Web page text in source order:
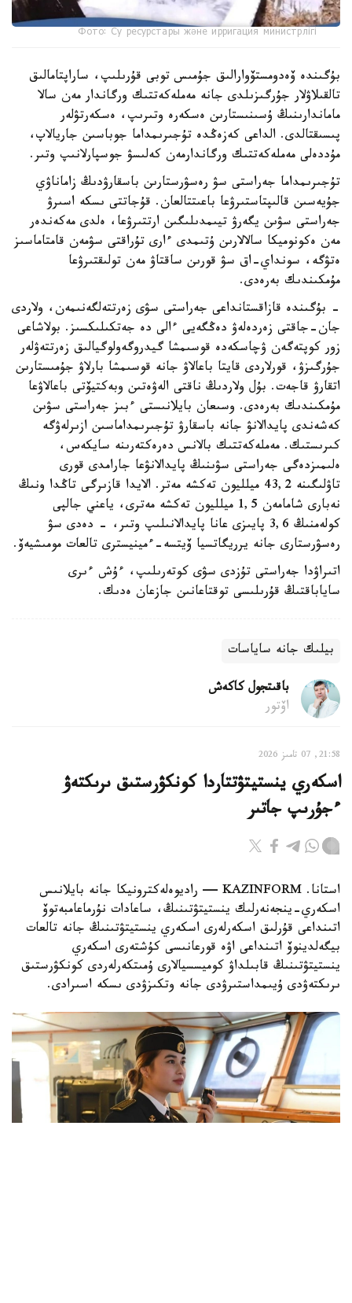
Фото: Су ресурстары және ирригация министрлігі
بۇگىندە ۆەدومستۆوارالىق جۇمىس توبى قۇرىلىپ، ساراپتامالىق
تالقىلاۋلار جۇرگىزىلدى جانە مەملەكەتتىك ورگاندار مەن سالا
ماماندارىنىڭ ۇسىنىستارىن ەسكەرە وتىرىپ، ەسكەرتۋلەر
پىسىقتالدى. الداعى كەزەڭدە تۇجىرىمداما جوباسىن جاريالاپ،
مۇددەلى مەملەكەتتىك ورگاندارمەن كەلىسۋ جوسپارلانىپ وتىر.
تۇجىرىمداما جەراستى سۋ رەسۋرستارىن باسقارۋدىڭ زاماناۋي
جۇيەسىن قالىپتاستىرۋعا باعىتتالعان. قۇجاتتى ىسكە اسىرۋ
جەراستى سۋىن يگەرۋ تيىمدىلىگىن ارتتىرۋعا، ەلدى مەكەندەر
مەن ەكونوميكا سالالارىن ۇتىمدى ءارى تۇراقتى سۋمەن قامتاماسىز
ەتۋگە، سونداي-اق سۋ قورىن ساقتاۋ مەن تولىقتىرۋعا
مۇمكىندىك بەرەدى.
- بۇگىندە قازاقستانداعى جەراستى سۋى زەرتتەلگەنىمەن، ولاردى
جان-جاقتى زەردەلەۋ دەڭگەيى ءالى دە جەتكىلىكسىز. بولاشاعى
زور كوپتەگەن ۋچاسكەدە قوسىمشا گيدروگەولوگيالىق زەرتتەۋلەر
جۇرگىزۋ، قورلاردى قايتا باعالاۋ جانە قوسىمشا بارلاۋ جۇمىستارىن
اتقارۋ قاجەت. بۇل ولاردىڭ ناقتى الەۋەتىن وبەكتيۆتى باعالاۋعا
مۇمكىندىك بەرەدى. وسىعان بايلانىستى ءبىز جەراستى سۋىن
كەشەندى پايدالانۋ جانە باسقارۋ تۇجىرىمداماسىن ازىرلەۋگە
كىرىستىك. مەملەكەتتىك بالانس دەرەكتەرىنە سايكەس،
ەلىمىزدەگى جەراستى سۋىنىڭ پايدالانۋعا جارامدى قورى
تاۋلىگىنە 43,2 ميلليون تەكشە مەتر. الايدا قازىرگى تاڭدا ونىڭ
نەبارى شامامەن 1,5 ميلليون تەكشە مەترى، ياعني جالپى
كولەمنىڭ 3,6 پايىزى عانا پايدالانىلىپ وتىر، - دەدى سۋ
رەسۋرستارى جانە يرريگاتسيا ۆيتسە-ءمينيسترى تالعات مومىشيەۆ.
اتىراۋدا جەراستى تۇزدى سۋى كوتەرىلىپ، ءۇش ءىرى
ساياباقتىڭ قۇرىلىسى توقتاعانىن جازعان ەدىك.
بيلىك جانە ساياسات
باقىتجول كاكەش
اۆتور
21:58, 07 تامىز 2026
اسكەري ينستيتۋتتاردا كونكۋرستىق ىرىكتەۋ
ءجۇرىپ جاتىر
استانا. KAZINFORM — راديوەلەكترونيكا جانە بايلانىس
اسكەري-ينجەنەرلىك ينستيتۋتىنىڭ، ساعادات نۇرماعامبەتوۆ
اتىنداعى قۇرلىق اسكەرلەرى اسكەري ينستيتۋتىنىڭ جانە تالعات
بيگەلدينوۆ اتىنداعى اۋە قورعانىسى كۇشتەرى اسكەري
ينستيتۋتىنىڭ قابىلداۋ كوميسسيالارى ۇمىتكەرلەردى كونكۋرستىق
ىرىكتەۋدى ۇيىمداستىرۋدى جانە وتكىزۋدى ىسكە اسىرادى.